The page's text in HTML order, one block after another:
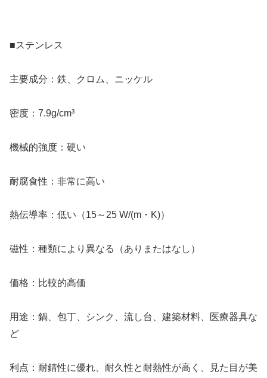
■ステンレス
主要成分：鉄、クロム、ニッケル
密度：7.9g/cm³
機械的強度：硬い
耐腐食性：非常に高い
熱伝導率：低い（15～25 W/(m・K)）
磁性：種類により異なる（ありまたはなし）
価格：比較的高価
用途：鍋、包丁、シンク、流し台、建築材料、医療器具な
ど
利点：耐錆性に優れ、耐久性と耐熱性が高く、見た目が美